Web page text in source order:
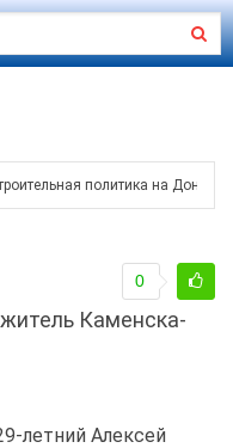
политика на Дону
Таганрога открылась
в ночном
жертвами вражеской атаки в
Каменска-
0
летний Алексей